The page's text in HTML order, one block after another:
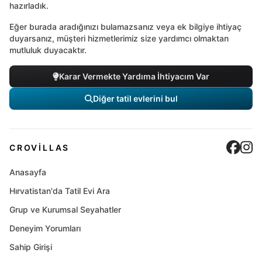
hazırladık.
Eğer burada aradığınızı bulamazsanız veya ek bilgiye ihtiyaç
duyarsanız, müşteri hizmetlerimiz size yardımcı olmaktan
mutluluk duyacaktır.
Karar Vermekte Yardıma İhtiyacım Var
Diğer tatil evlerini bul
CROVILLAS
Anasayfa
Hırvatistan'da Tatil Evi Ara
Grup ve Kurumsal Seyahatler
Deneyim Yorumları
Sahip Girişi